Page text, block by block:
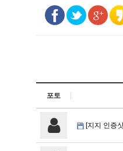
포토
[지지 인증